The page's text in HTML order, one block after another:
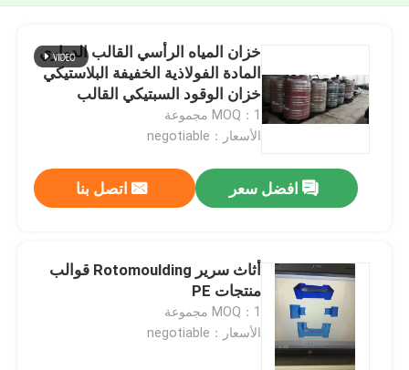
خزان المياه الرأسي القالب الدواري
المادة الفولاذية الخفيفة البلاستيكي
خزان الوقود السبتيكي القالب
الدواري
MOQ：1 مجموعة
الأسعار：negotiable
افضل سعر اتصل بنا
أثاث سرير Rotomoulding قوالب
منتجات PE
MOQ：1 مجموعة
الأسعار：negotiable